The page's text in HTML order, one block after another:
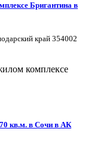
Бригантина в
край 354002
комплексе
кв.м. в Сочи в АК